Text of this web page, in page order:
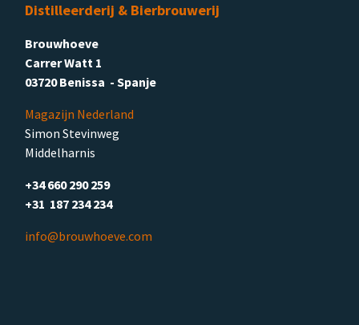
Distilleerderij & Bierbrouwerij
Brouwhoeve
Carrer Watt 1
03720 Benissa - Spanje
Magazijn Nederland
Simon Stevinweg
Middelharnis
+34 660 290 259
+31 187 234 234
info@brouwhoeve.com